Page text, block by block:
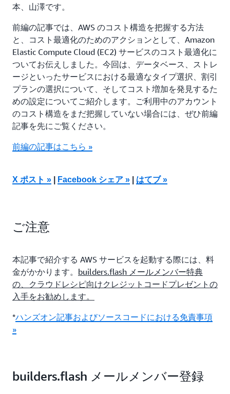
本、山澤です。
前編の記事では、AWS のコスト構造を把握する方法
と、コスト最適化のためのアクションとして、Amazon
Elastic Compute Cloud (EC2) サービスのコスト最適化に
ついてお伝えしました。今回は、データベース、ストレ
ージといったサービスにおける最適なタイプ選択、割引
プランの選択について、そしてコスト増加を発見するた
めの設定についてご紹介します。ご利用中のアカウント
のコスト構造をまだ把握していない場合には、ぜひ前編
記事を先にご覧ください。
前編の記事はこちら »
X ポスト » Facebook シェア » はてブ »
ご注意
本記事で紹介する AWS サービスを起動する際には、料
金がかかります。 builders.flash メールメンバー特典
の、クラウドレシピ向けクレジットコードプレゼントの
入手をお勧めします。
*ハンズオン記事およびソースコードにおける免責事項
»
builders.flash メールメンバー登録